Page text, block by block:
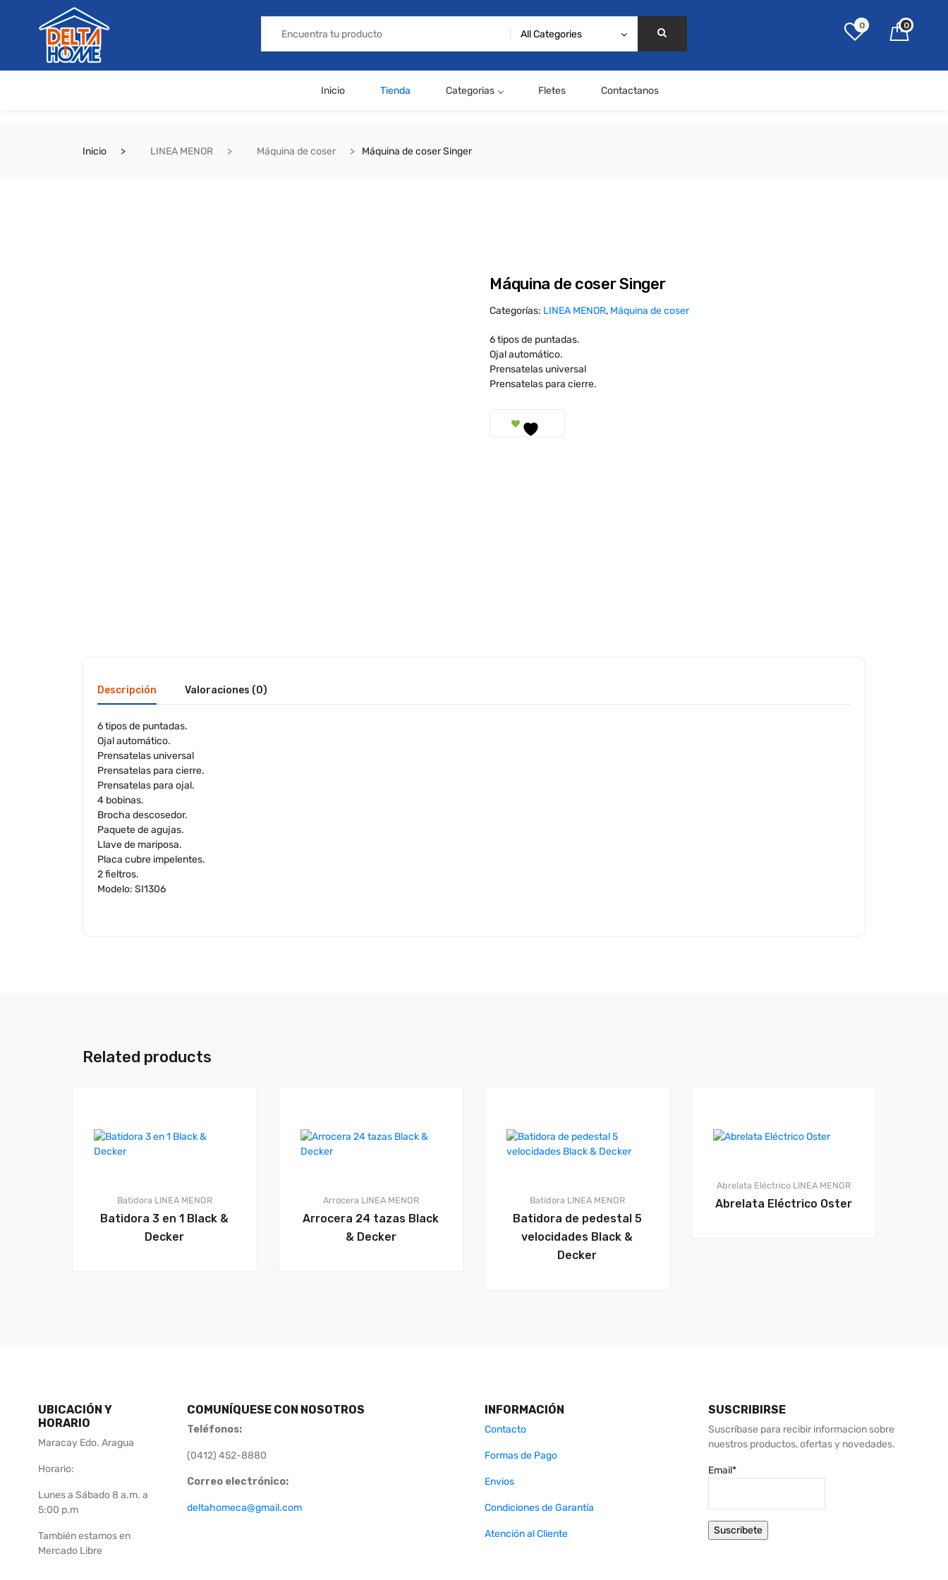
All Categories
0 0
Inicio Tienda Categorias Fletes Contactanos
Inicio LINEA MENOR Máquina de coser Máquina de coser Singer
Máquina de coser Singer
Categorías: LINEA MENOR, Máquina de coser
6 tipos de puntadas.
Ojal automático.
Prensatelas universal
Prensatelas para cierre.
Descripción Valoraciones (0)
6 tipos de puntadas.
Ojal automático.
Prensatelas universal
Prensatelas para cierre.
Prensatelas para ojal.
4 bobinas.
Brocha descosedor.
Paquete de agujas.
Llave de mariposa.
Placa cubre impelentes.
2 fieltros.
Modelo: SI1306
Related products
Batidora LINEA MENOR
Batidora 3 en 1 Black &
Decker
Arrocera LINEA MENOR
Arrocera 24 tazas Black
& Decker
Batidora LINEA MENOR
Batidora de pedestal 5
velocidades Black &
Decker
Abrelata Eléctrico LINEA MENOR
Abrelata Eléctrico Oster
UBICACIÓN Y
HORARIO
Maracay Edo. Aragua
Horario:
Lunes a Sábado 8 a.m. a
5:00 p.m
También estamos en
Mercado Libre
COMUNÍQUESE CON NOSOTROS
Teléfonos:
(0412) 452-8880
Correo electrónico:
deltahomeca@gmail.com
INFORMACIÓN
Contacto
Formas de Pago
Envios
Condiciones de Garantía
Atención al Cliente
SUSCRIBIRSE
Suscríbase para recibir informacion sobre
nuestros productos, ofertas y novedades.
Email*